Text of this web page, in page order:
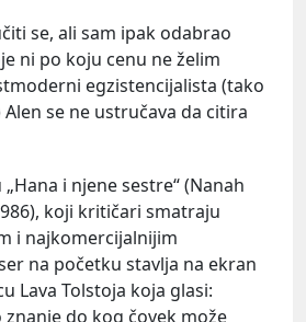
se, ali sam ipak odabrao
ni po koju cenu ne želim
egzistencijalista (tako
se ne ustručava da citira
i njene sestre“ (Nanah
koji kritičari smatraju
i najkomercijalnijim
na početku stavlja na ekran
Lava Tolstoja koja glasi:
znanje do kog čovek može